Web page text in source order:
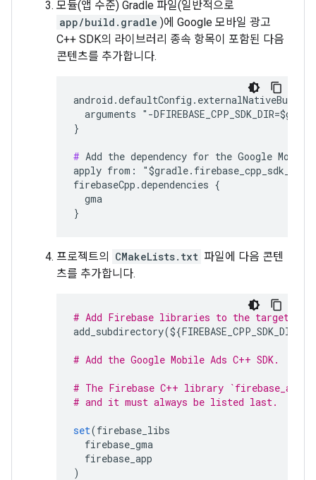
모듈(앱 수준) Gradle 파일(일반적으로
app/build.gradle )에 Google 모바일 광고
C++ SDK의 라이브러리 종속 항목이 포함된 다음
콘텐츠를 추가합니다.
arguments "-
}
# Add the dependency for the Google Mobile
apply from: "$gradle.firebase_cpp_sdk_dir/
firebaseCpp.dependencies {
  gma
프로젝트의 CMakeLists.txt 파일에 다음 콘텐
츠를 추가합니다.
# Add Firebase libraries to the target
add_subdirectory(${FIREBASE_CPP_SDK_DIR
# Add the Google Mobile Ads C++ SDK.
# The Firebase C++ library
# and it must always be listed last.
set(firebase_libs
firebase_gma
firebase_app
)